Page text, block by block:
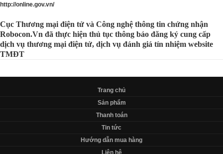
http://online.gov.vn/
Cục Thương mại điện tử và Công nghệ thông tin chứng nhận
Robocon.Vn đã thực hiện thủ tục thông báo đăng ký cung cấp
dịch vụ thương mại điện tử, dịch vụ đánh giá tín nhiệm website
TMĐT
Trang chủ
Sản phẩm
Thanh toán
Tin tức
Hướng dẫn mua hàng
Liên hệ